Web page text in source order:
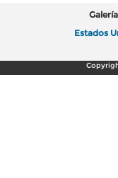
Estados